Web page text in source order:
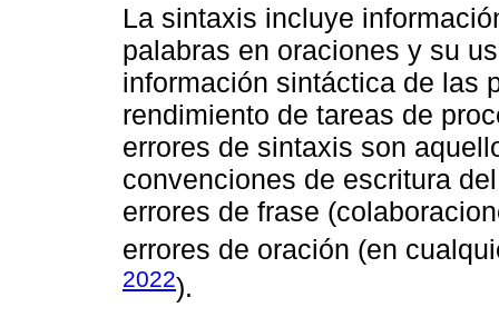
La sintaxis incluye
palabras en oraciones y su
información sintáctica de las
rendimiento de tareas de
errores de sintaxis son
convenciones de escritura
errores de frase
errores de oración (en
2022).